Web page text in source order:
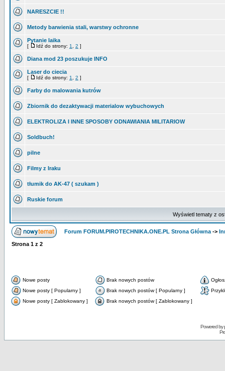
NARESZCIE !!
Metody barwienia stali, warstwy ochronne
Pytanie laika
[ Idź do strony: 1 2 ]
Diana mod 23 poszukuje INFO
Laser do ciecia
[ Idź do strony: 1 2 ]
Farby do malowania kutrów
Zbiornik do dezaktywacji materialow wybuchowych
ELEKTROLIZA I INNE SPOSOBY ODNAWIANIA MILITARIOW
Soldbuch!
pilne
Filmy z Iraku
tłumik do AK-47 ( szukam )
Ruskie forum
Wyświetl tematy z
Forum FORUM.PIROTECHNIKA.ONE.PL Strona Główna ->
Strona 1 z 2
Nowe posty Brak nowych postów
Nowe posty [ Popularny ]
Brak nowych postów [ Popularny ]
Nowe posty [ Zablokowany ]
Brak nowych postów [ Zablokowany ]
Powered by